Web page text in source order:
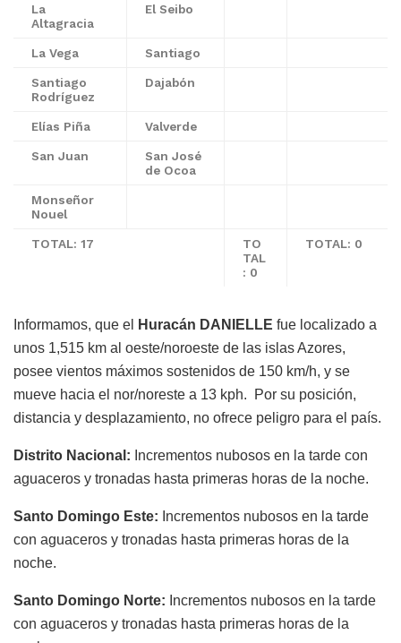
La
Altagracia
El Seibo
La Vega Santiago
Santiago
Rodríguez
Dajabón
Elías Piña Valverde
San Juan
San José
de Ocoa
Monseñor
Nouel
TOTAL: 17
TO
TAL
: 0
TOTAL: 0
Informamos, que el Huracán DANIELLE fue localizado a
unos 1,515 km al oeste/noroeste de las islas Azores,
posee vientos máximos sostenidos de 150 km/h, y se
mueve hacia el nor/noreste a 13 kph. Por su posición,
distancia y desplazamiento, no ofrece peligro para el país.
Distrito Nacional: Incrementos nubosos en la tarde con
aguaceros y tronadas hasta primeras horas de la noche.
Santo Domingo Este: Incrementos nubosos en la tarde
con aguaceros y tronadas hasta primeras horas de la
noche.
Santo Domingo Norte: Incrementos nubosos en la tarde
con aguaceros y tronadas hasta primeras horas de la